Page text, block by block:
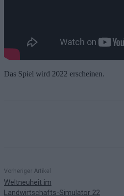
Das Spiel wird 2022 erscheinen.
Vorheriger Artikel
Weltneuheit im
Landwirtschafts-Simulator 22